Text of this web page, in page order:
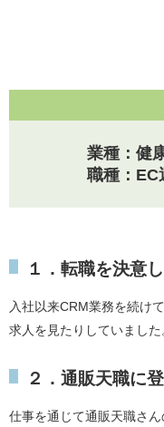
業種：健
職種：EC
１．転職を決意
入社以来CRM業務を続け
求人を見たりしていました
２．通販天職に
仕事を通じて通販天職さん